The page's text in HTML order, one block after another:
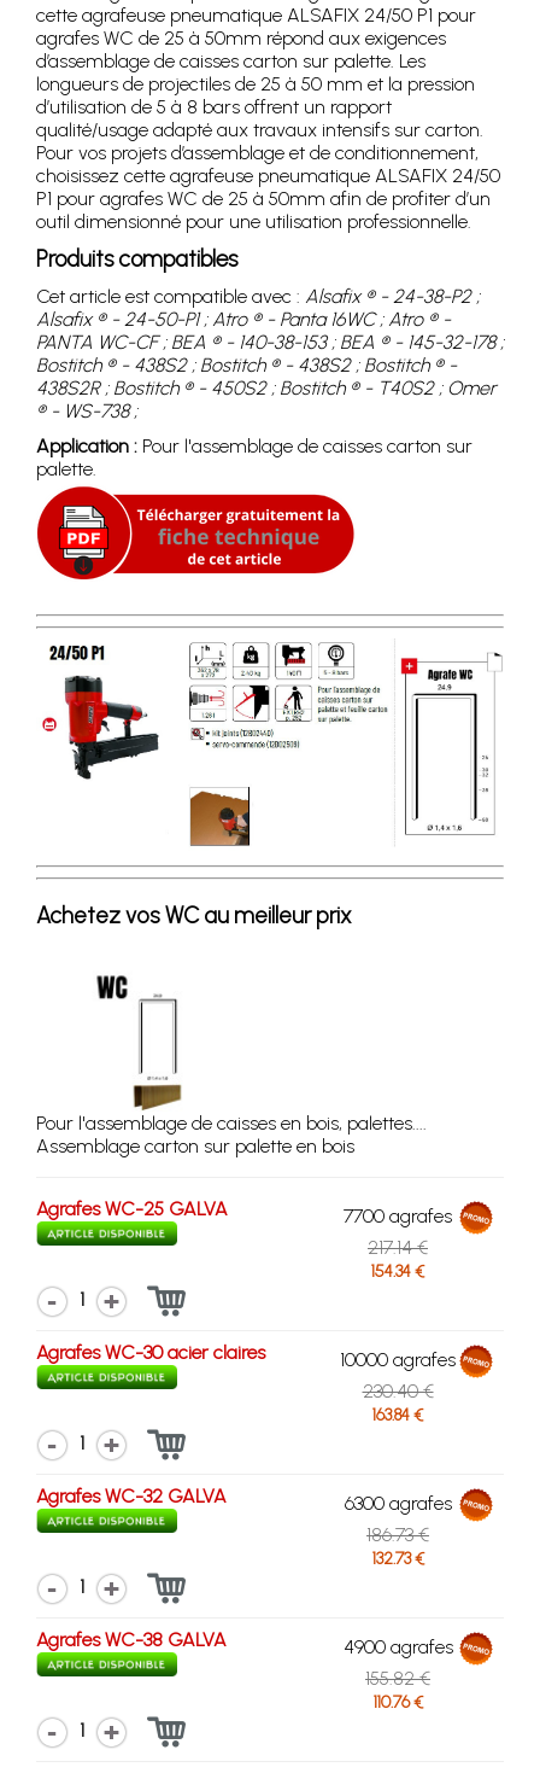
cette agrafeuse pneumatique ALSAFIX 24/50 P1 pour
agrafes WC de 25 à 50mm répond aux exigences
d’assemblage de caisses carton sur palette. Les
longueurs de projectiles de 25 à 50 mm et la pression
d’utilisation de 5 à 8 bars offrent un rapport
qualité/usage adapté aux travaux intensifs sur carton.
Pour vos projets d’assemblage et de conditionnement,
choisissez cette agrafeuse pneumatique ALSAFIX 24/50
P1 pour agrafes WC de 25 à 50mm afin de profiter d’un
outil dimensionné pour une utilisation professionnelle.
Produits compatibles
Cet article est compatible avec : Alsafix ® - 24-38-P2 ;
Alsafix ® - 24-50-P1 ; Atro ® - Panta 16WC ; Atro ® -
PANTA WC-CF ; BEA ® - 140-38-153 ; BEA ® - 145-32-178 ;
Bostitch ® - 438S2 ; Bostitch ® - 438S2 ; Bostitch ® -
438S2R ; Bostitch ® - 450S2 ; Bostitch ® - T40S2 ; Omer
® - WS-738 ;
Application : Pour l'assemblage de caisses carton sur
palette.
Achetez vos WC au meilleur prix
Pour l'assemblage de caisses en bois, palettes....
Assemblage carton sur palette en bois
Agrafes WC-25 GALVA
7700 agrafes
217.14 €
154.34 €
1
Agrafes WC-30 acier claires
10000 agrafes
230.40 €
163.84 €
1
Agrafes WC-32 GALVA
6300 agrafes
186.73 €
132.73 €
1
Agrafes WC-38 GALVA
4900 agrafes
155.82 €
110.76 €
1